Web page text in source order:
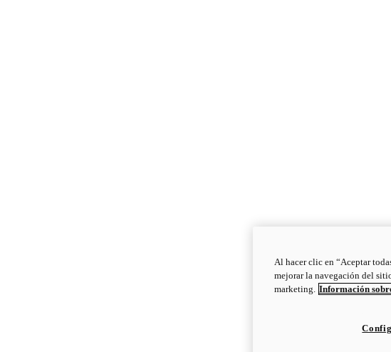
Al hacer clic en “Aceptar
mejorar la navegación del
marketing. Información